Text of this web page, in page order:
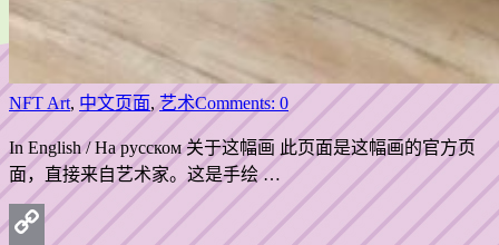
NFT Art, 中文页面,艺术Comments: 0
In English / На русском 关于这幅画 此页面是这幅画的官方页
面，直接来自艺术家。这是手绘 …